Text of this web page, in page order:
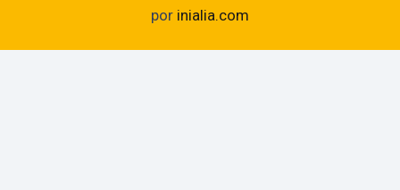
por inialia.com